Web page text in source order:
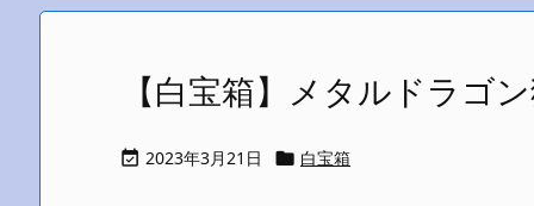
【白宝箱】メタルドラゴ
 2023年3月21日  白宝箱